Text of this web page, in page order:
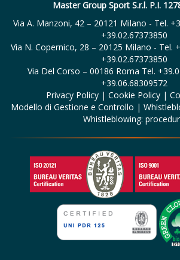
Master Group Sport S.r.l. P.I.
Via A. Manzoni, 42 – 20121 Milano - Tel.
+39.02.67373850
Via N. Copernico, 28 – 20125 Milano - Tel.
+39.02.67373850
Via Del Corso – 00186 Roma Tel.
+39.06.68309572
Privacy Policy| Cookie Policy|
Modello di Gestione e Controllo |
Whistleblowing: